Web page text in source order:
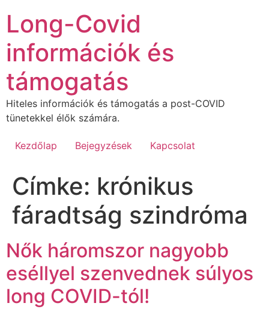
tartalomhoz
Long-Covid
információk és
támogatás
Hiteles információk és támogatás a post-COVID
tünetekkel élők számára.
Kezdőlap Bejegyzések Kapcsolat
Címke: krónikus
fáradtság szindróma
Nők háromszor nagyobb
eséllyel szenvednek súlyos
long COVID-tól!